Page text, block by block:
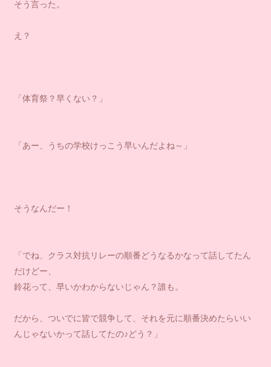
そう言った。
え？
「体育祭？早くない？」
「あー、うちの学校けっこう早いんだよね～」
そうなんだー！
「でね、クラス対抗リレーの順番どうなるかなって話してたん
だけどー、
鈴花って、早いかわからないじゃん？誰も。
だから、ついでに皆で競争して、それを元に順番決めたらいい
んじゃないかって話してたの♪どう？」